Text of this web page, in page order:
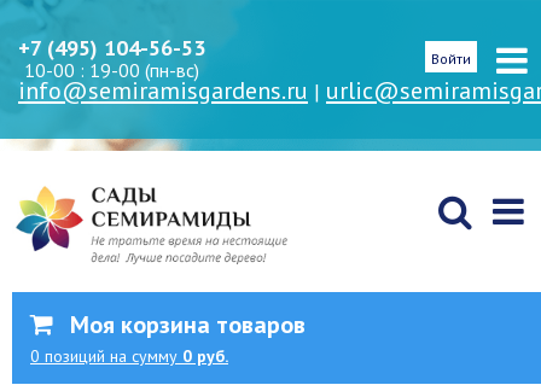
+7 (495) 104-56-53
10-00 : 19-00 (пн-вс)
info@semiramisgardens.ru |
Войти
Моя корзина товаров
0 позиций на сумму 0 руб.